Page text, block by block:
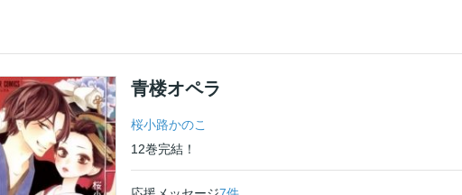
青楼オペラ
桜小路かのこ
12巻完結！